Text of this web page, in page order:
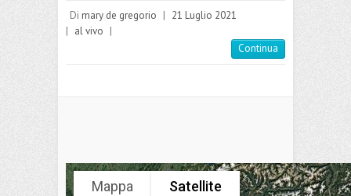
Di mary de gregorio | 21 Luglio 2021
| al vivo |
Continua
Mappa Satellite